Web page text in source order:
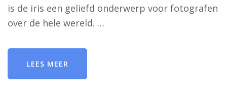
is de iris een geliefd onderwerp voor fotografen
over de hele wereld. …
LEES MEER